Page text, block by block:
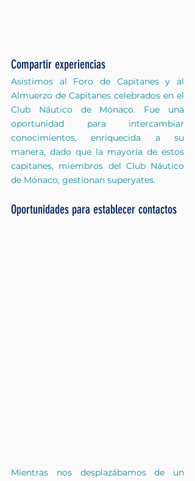
Compartir experiencias
Asistimos al Foro de Capitanes y al
Almuerzo de Capitanes celebrados en el
Club Náutico de Mónaco. Fue una
oportunidad para intercambiar
conocimientos, enriquecida a su
manera, dado que la mayoría de estos
capitanes, miembros del Club Náutico
de Mónaco, gestionan superyates.
Oportunidades para establecer contactos
Mientras nos desplazábamos de un